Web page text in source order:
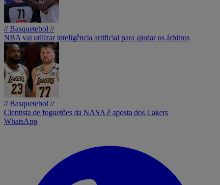
// Basquetebol //
NBA vai utilizar inteligência artificial para ajudar os árbitros
// Basquetebol //
Cientista de foguetões da NASA é aposta dos Lakers
WhatsApp